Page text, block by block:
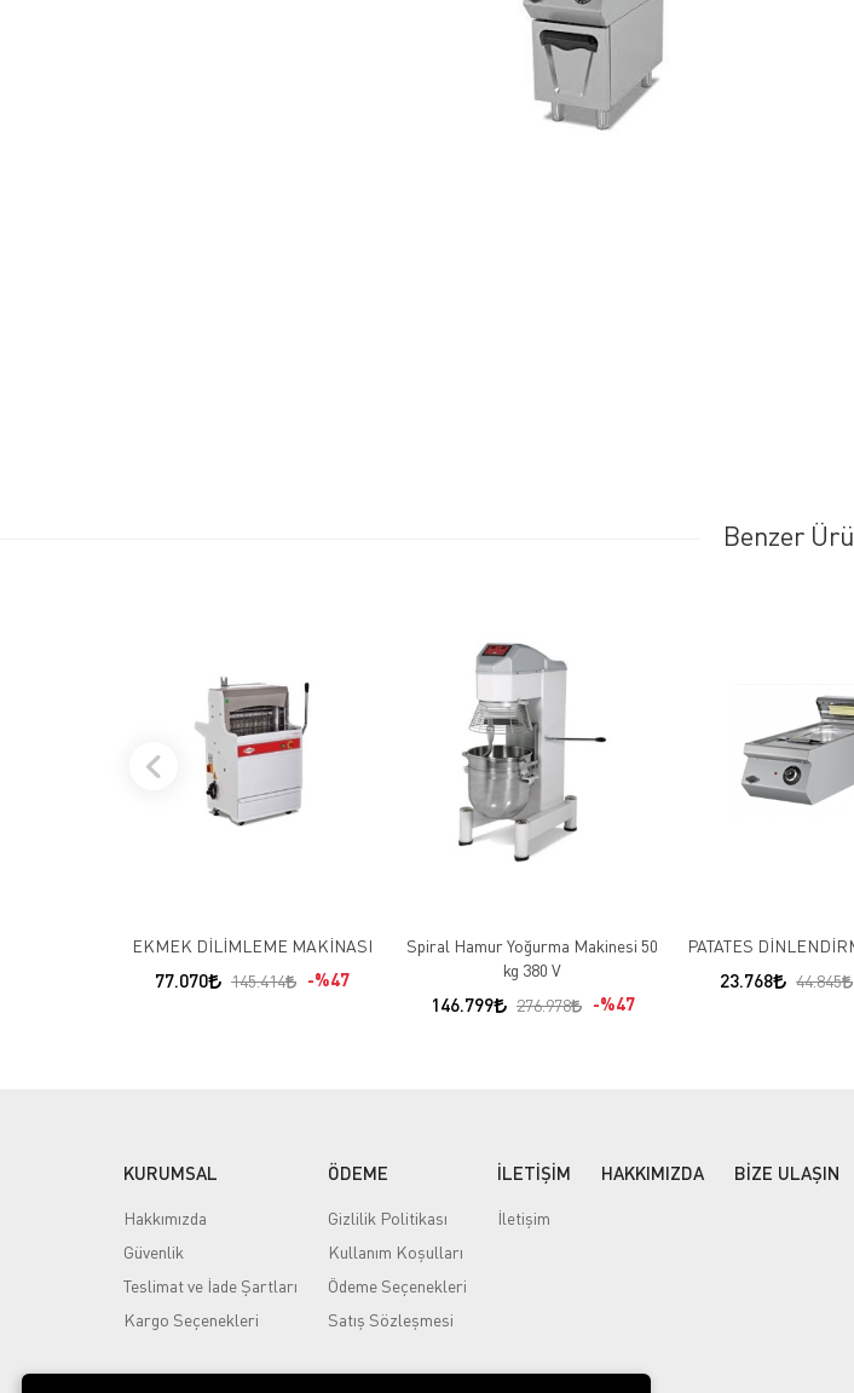
Benzer
EKMEK DİLİMLEME MAKİNASI
77.070 145.414 %47
Spiral Hamur Yoğurma Makinesi 50
kg 380 V
146.799 276.978 %47
PATATES
23.768 44.845
KURUMSAL
Hakkımızda
Güvenlik
Teslimat ve İade Şartları
Kargo Seçenekleri
ÖDEME
Gizlilik Politikası
Kullanım Koşulları
Ödeme Seçenekleri
Satış Sözleşmesi
İLETİŞİM
İletişim
HAKKIMIZDA BİZE ULAŞIN